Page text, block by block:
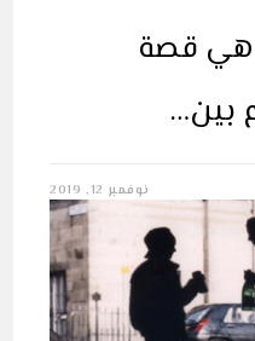
هي قصة
نوفمبر 12, 2019